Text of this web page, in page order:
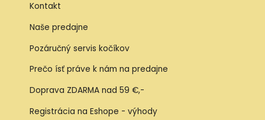
Kontakt
Naše predajne
Pozáručný servis kočíkov
Prečo ísť práve k nám na predajne
Doprava ZDARMA nad 59 €,-
Registrácia na Eshope - výhody